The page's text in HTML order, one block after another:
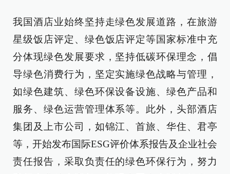
我国酒店业始终坚持走绿色发展道路，在旅游
星级饭店评定、绿色饭店评定等国家标准中充
分体现绿色发展要求，坚持低碳环保理念，倡
导绿色消费行为，坚定实施绿色战略与管理，
如绿色建筑、绿色环保设备设施、绿色产品和
服务、绿色运营管理体系等。此外，头部酒店
集团及上市公司，如锦江、首旅、华住、君亭
等，开始发布国际ESG评价体系报告及企业社会
责任报告，采取负责任的绿色环保行为，努力